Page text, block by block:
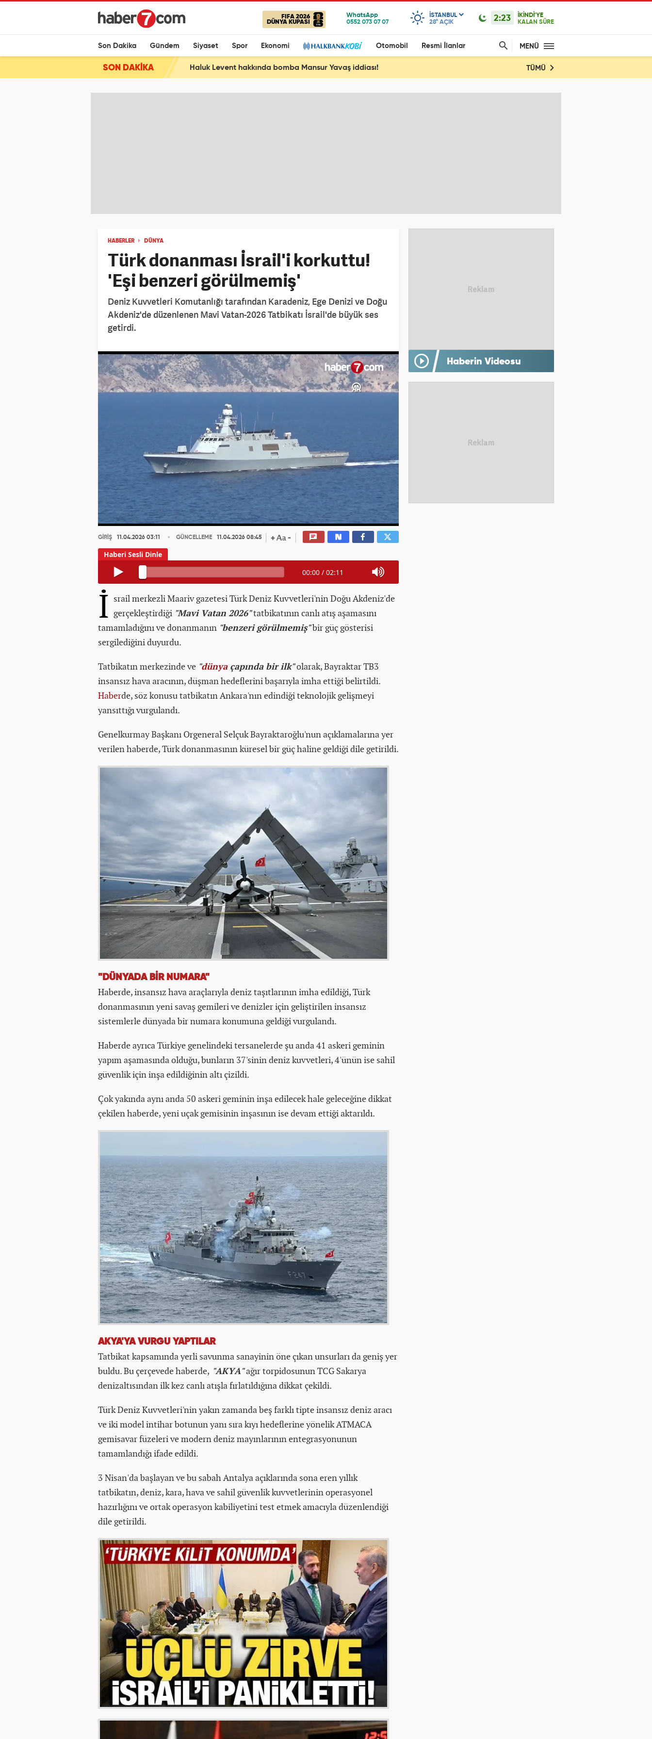
FIFA 2026
DÜNYA KUPASI
ISTANBUL
28° AÇIK 2:23
İKİNDİ'YE
KALAN SÜRE
Son Dakika Gündem Siyaset Spor Ekonomi Otomobil Resmi İlanlar MENÜ
SON DAKİKA Haluk Levent hakkında bomba Mansur Yavaş iddiası! TÜMÜ
HABERLER DÜNYA
Türk donanması İsrail'i korkuttu!
'Eşi benzeri görülmemiş'
Deniz Kuvvetleri Komutanlığı tarafından Karadeniz, Ege Denizi ve Doğu
Akdeniz'de düzenlenen Mavi Vatan-2026 Tatbikatı İsrail'de büyük ses
getirdi.
GİRİŞ 11.04.2026 03:11 GÜNCELLEME 11.04.2026 08:45
00:00 / 02:11
İ srail merkezli Maariv gazetesi Türk Deniz Kuvvetleri'nin Doğu Akdeniz'de
gerçekleştirdiği "Mavi Vatan 2026"tatbikatının canlı atış aşamasını
tamamladığını ve donanmanın "benzeri görülmemiş"bir güç gösterisi
sergilediğini duyurdu.
Tatbikatın merkezinde ve "dünyaçapında bir ilk"olarak, Bayraktar TB3
insansız hava aracının, düşman hedeflerini başarıyla imha ettiği belirtildi.
Haberde, söz konusu tatbikatın Ankara'nın edindiği teknolojik gelişmeyi
yansıttığı vurgulandı.
Genelkurmay Başkanı Orgeneral Selçuk Bayraktaroğlu'nun açıklamalarına yer
verilen haberde, Türk donanmasının küresel bir güç haline geldiği dile getirildi.
"DÜNYADA BİR NUMARA"
Haberde, insansız hava araçlarıyla deniz taşıtlarının imha edildiği, Türk
donanmasının yeni savaş gemileri ve denizler için geliştirilen insansız
sistemlerle dünyada bir numara konumuna geldiği vurgulandı.
Haberde ayrıca Türkiye genelindeki tersanelerde şu anda 41 askeri geminin
yapım aşamasında olduğu, bunların 37'sinin deniz kuvvetleri, 4'ünün ise sahil
güvenlik için inşa edildiğinin altı çizildi.
Çok yakında aynı anda 50 askeri geminin inşa edilecek hale geleceğine dikkat
çekilen haberde, yeni uçak gemisinin inşasının ise devam ettiği aktarıldı.
AKYA'YA VURGU YAPTILAR
Tatbikat kapsamında yerli savunma sanayinin öne çıkan unsurları da geniş yer
buldu. Bu çerçevede haberde, "AKYA"ağır torpidosunun TCG Sakarya
denizaltısından ilk kez canlı atışla fırlatıldığına dikkat çekildi.
Türk Deniz Kuvvetleri'nin yakın zamanda beş farklı tipte insansız deniz aracı
ve iki model intihar botunun yanı sıra kıyı hedeflerine yönelik ATMACA
gemisavar füzeleri ve modern deniz mayınlarının entegrasyonunun
tamamlandığı ifade edildi.
3 Nisan'da başlayan ve bu sabah Antalya açıklarında sona eren yıllık
tatbikatın, deniz, kara, hava ve sahil güvenlik kuvvetlerinin operasyonel
hazırlığını ve ortak operasyon kabiliyetini test etmek amacıyla düzenlendiği
dile getirildi.
Haberin Videosu